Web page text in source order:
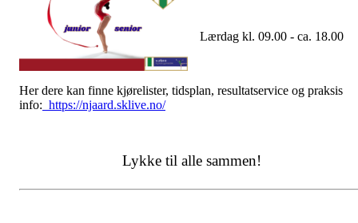
Lærdag kl. 09.00 - ca. 18.00
Her dere kan finne kjørelister, tidsplan, resultatservice og praksis
info: https://njaard.sklive.no/
Lykke til alle sammen!